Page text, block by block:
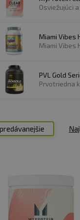
do svalov po
svalov a
zvýšiť príjem
do svojich
Osviežujúci
Miami Vibes
Miami Vibes
PVL Gold
Prvotriedna